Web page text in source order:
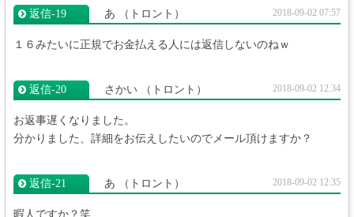
返信‐19 あ （トロント） 2018-09-02 07:57
１６みたいに正規でお金払える人には返信しないのねｗ
返信‐20 さかい （トロント） 2018-09-02 12:34
お返事遅くなりました。
分かりました、詳細をお伝えしたいのでメール頂けますか？
返信‐21 あ （トロント） 2018-09-02 12:35
暇人ですか？笑